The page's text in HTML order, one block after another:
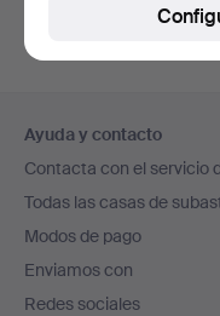
en
el
pie
de
página
Ayuda y contacto
Contacta con el servicio
Todas las casas de
Modos de pago
Enviamos con
Redes sociales